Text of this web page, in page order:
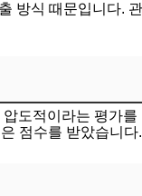
방식 때문입니다.
도적이라는 평가
점수를 받았습니다.